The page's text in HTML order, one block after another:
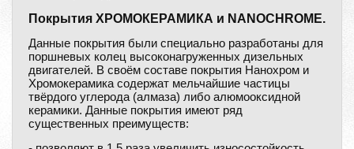
Покрытия ХРОМОКЕРАМИКА и NANOCHROME.
Данные покрытия были специально разработаны для
поршневых колец высоконагруженных дизельных
двигателей. В своём составе покрытия Нанохром и
Хромокерамика содержат мельчайшие частицы
твёрдого углерода (алмаза) либо алюмооксидной
керамики. Данные покрытия имеют ряд
существенных преимуществ: